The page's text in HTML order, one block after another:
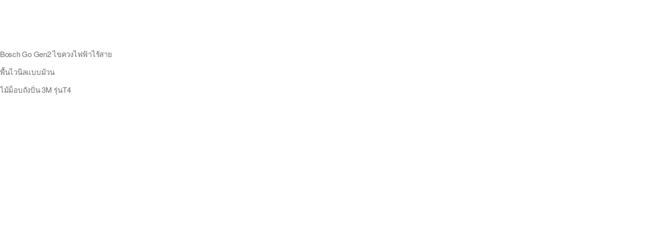
Bosch Go Gen2 ไขควงไฟฟ้าไร้สาย
พื้นไวนิลแบบม้วน
ไม้ม็อบถังปั่น 3M รุ่นT4